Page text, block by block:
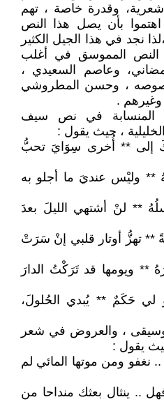
وقدرة خاصة ، تهم
اهتموا بأن يصل هذا النص
نجد في هذا الجيل الكثير
النص المموسق في أغلب
وعاصم السعيدي ،
، وحسن المطروشي
.
المنسابة في نص سيف
، حيث يقول :
إلى ** أُخرى سِوَايَ تحبُّ
** وليْس عنديَ ما أجلو به
** لنْ أشتهي الليلَ بعدَ
** تهزُّ أوتار قلبي إنْ سَرَتْ
** ويومها قد تَرَكْتُ الدارَ
لي حَكَمٌ ** يُبدي الحُلولَ،
، والعروض في شعر
يقول :
ومن موتها المائي لم
.. ينثال بعثك منداحا من